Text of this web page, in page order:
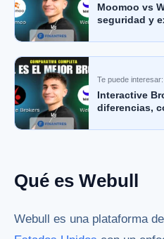
Moomoo vs
seguridad y
Te puede interesar:
Interactive
diferencias,
Qué es Webull
Webull es una plataforma